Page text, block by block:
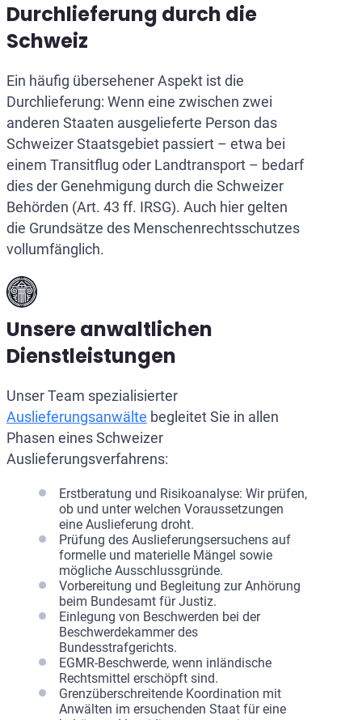
Durchlieferung durch die
Schweiz
Ein häufig übersehener Aspekt ist die
Durchlieferung: Wenn eine zwischen zwei
anderen Staaten ausgelieferte Person das
Schweizer Staatsgebiet passiert – etwa bei
einem Transitflug oder Landtransport – bedarf
dies der Genehmigung durch die Schweizer
Behörden (Art. 43 ff. IRSG). Auch hier gelten
die Grundsätze des Menschenrechtsschutzes
vollumfänglich.
Unsere anwaltlichen
Dienstleistungen
Unser Team spezialisierter
Auslieferungsanwälte begleitet Sie in allen
Phasen eines Schweizer
Auslieferungsverfahrens:
Erstberatung und Risikoanalyse: Wir prüfen,
ob und unter welchen Voraussetzungen
eine Auslieferung droht.
Prüfung des Auslieferungsersuchens auf
formelle und materielle Mängel sowie
mögliche Ausschlussgründe.
Vorbereitung und Begleitung zur Anhörung
beim Bundesamt für Justiz.
Einlegung von Beschwerden bei der
Beschwerdekammer des
Bundesstrafgerichts.
EGMR-Beschwerde, wenn inländische
Rechtsmittel erschöpft sind.
Grenzüberschreitende Koordination mit
Anwälten im ersuchenden Staat für eine